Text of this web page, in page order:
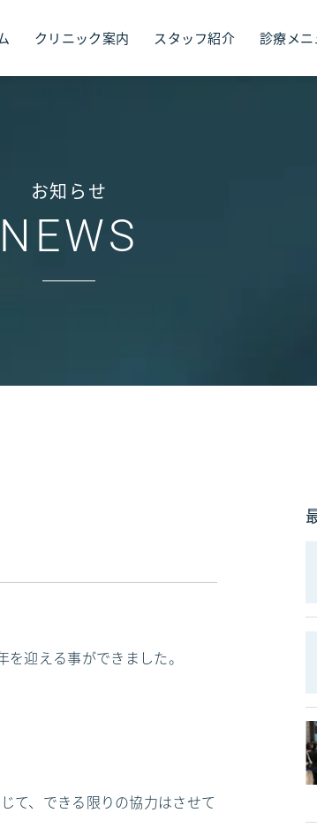
クリニック案内 スタッフ紹介 診療メ
お知らせ
NEWS
を迎える事ができました。
て、できる限りの協力はさせて